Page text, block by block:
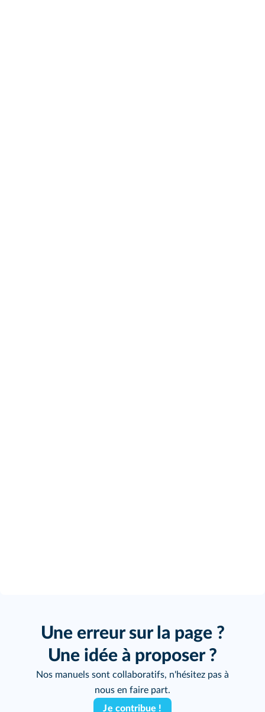
Une erreur sur la page ?
Une idée à proposer ?
Nos manuels sont collaboratifs, n'hésitez pas à
nous en faire part.
Je contribue !